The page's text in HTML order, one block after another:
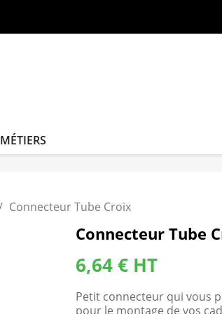
MÉTIERS
Connecteur Tube Croix
Connecteur Tube
6,64 € HT
Petit connecteur qui vous
pour le montage de vos